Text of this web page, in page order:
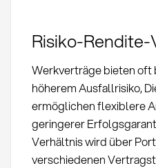
Risiko-
Werkverträge bieten oft
höherem Ausfallrisiko,
ermöglichen flexiblere
geringerer
Verhältnis wird über
verschiedenen